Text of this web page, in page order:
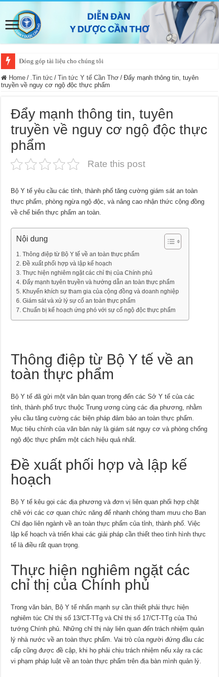
Đóng góp tài liệu cho chúng tôi
Home / .Tin tức / Tin tức Y tế Cần Thơ / Đẩy mạnh thông tin, tuyên
truyền về nguy cơ ngộ độc thực phẩm
Đẩy mạnh thông tin, tuyên
truyền về nguy cơ ngộ độc thực
phẩm
Rate this post
Bộ Y tế yêu cầu các tỉnh, thành phố tăng cường giám sát an toàn
thực phẩm, phòng ngừa ngộ độc, và nâng cao nhận thức cộng đồng
về chế biến thực phẩm an toàn.
Nội dung
Thông điệp từ Bộ Y tế về an toàn thực phẩm
Đề xuất phối hợp và lập kế hoạch
Thực hiện nghiêm ngặt các chỉ thị của Chính phủ
Đẩy mạnh tuyên truyền và hướng dẫn an toàn thực phẩm
Khuyến khích sự tham gia của cộng đồng và doanh nghiệp
Giám sát và xử lý sự cố an toàn thực phẩm
Chuẩn bị kế hoạch ứng phó với sự cố ngộ độc thực phẩm
Thông điệp từ Bộ Y tế về an
toàn thực phẩm
Bộ Y tế đã gửi một văn bản quan trọng đến các Sở Y tế của các
tỉnh, thành phố trực thuộc Trung ương cùng các địa phương, nhằm
yêu cầu tăng cường các biện pháp đảm bảo an toàn thực phẩm.
Mục tiêu chính của văn bản này là giám sát nguy cơ và phòng chống
ngộ độc thực phẩm một cách hiệu quả nhất.
Đề xuất phối hợp và lập kế
hoạch
Bộ Y tế kêu gọi các địa phương và đơn vị liên quan phối hợp chặt
chẽ với các cơ quan chức năng để nhanh chóng tham mưu cho Ban
Chỉ đạo liên ngành về an toàn thực phẩm của tỉnh, thành phố. Việc
lập kế hoạch và triển khai các giải pháp cần thiết theo tình hình thực
tế là điều rất quan trọng.
Thực hiện nghiêm ngặt các
chỉ thị của Chính phủ
Trong văn bản, Bộ Y tế nhấn mạnh sự cần thiết phải thực hiện
nghiêm túc Chỉ thị số 13/CT-TTg và Chỉ thị số 17/CT-TTg của Thủ
tướng Chính phủ. Những chỉ thị này liên quan đến trách nhiệm quản
lý nhà nước về an toàn thực phẩm. Vai trò của người đứng đầu các
cấp cũng được đề cập, khi họ phải chịu trách nhiệm nếu xảy ra các
vi phạm pháp luật về an toàn thực phẩm trên địa bàn mình quản lý.